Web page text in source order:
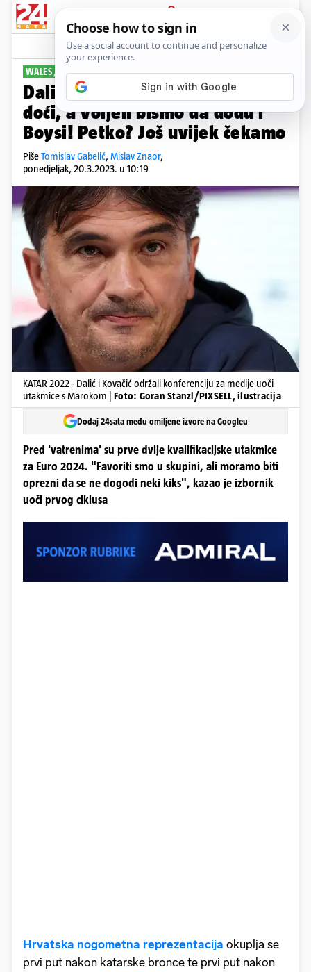
PRIJAVA
Sport Komentari
WALES, PA TURSKA
Dalić: Veselimo se što će Torcida
doći, a voljeli bismo da dođu i
Boysi! Petko? Još uvijek čekamo
PišeTomislav Gabelić, Mislav Znaor,
ponedjeljak, 20.3.2023. u 10:19
KATAR 2022 - Dalić i Kovačić održali konferenciju za medije uoči
utakmice s Marokom | Foto: Goran Stanzl/PIXSELL, ilustracija
Dodaj 24sata među omiljene izvore na Googleu
Pred 'vatrenima' su prve dvije kvalifikacijske utakmice
za Euro 2024. "Favoriti smo u skupini, ali moramo biti
oprezni da se ne dogodi neki kiks", kazao je izbornik
uoči prvog ciklusa
Hrvatska nogometna reprezentacija okuplja se
prvi put nakon katarske bronce te prvi put nakon